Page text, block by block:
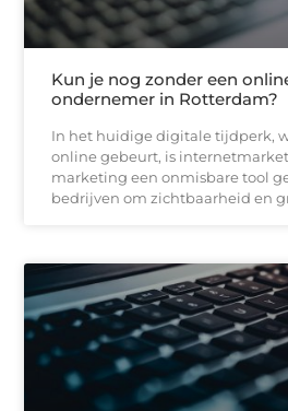
Kun je nog zonder een
ondernemer in Rotterdam?
In het huidige digitale tijdperk,
online gebeurt, is
marketing een onmisbare tool
bedrijven om zichtbaarheid en